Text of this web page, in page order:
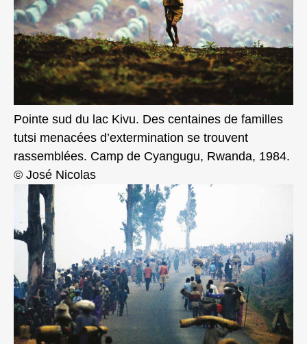
Pointe sud du lac Kivu. Des centaines de familles
tutsi menacées d’extermination se trouvent
rassemblées. Camp de Cyangugu, Rwanda, 1984.
© José Nicolas